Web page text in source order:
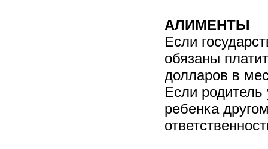
АЛИМЕНТЫ
Если
обязаны
долларов в
Если
ребенка